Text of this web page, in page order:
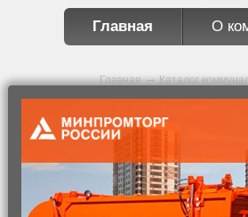
Главная О
Главная Каталог
Вакуумная